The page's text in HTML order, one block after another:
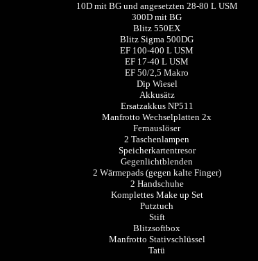
10D mit BG und angesetzten 28-80 L USM
300D mit BG
Blitz 550EX
Blitz Sigma 500DG
EF 100-400 L USM
EF 17-40 L USM
EF 50/2,5 Makro
Dip Wiesel
Akkusätz
Ersatzakkus NP511
Manfrotto Wechselplatten 2x
Fernauslöser
2 Taschenlampen
Speicherkartentresor
Gegenlichtblenden
2 Wärmepads (gegen kalte Finger)
2 Handschuhe
Komplettes Make up Set
Putztuch
Stift
Blitzsoftbox
Manfrotto Stativschlüssel
Tatü